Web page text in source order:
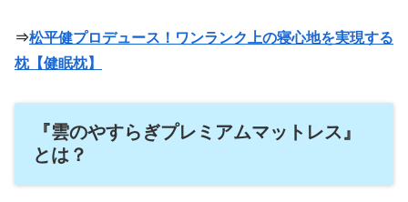
⇒松平健プロデュース！ワンランク上の寝心地を実現する
枕【健眠枕】
『雲のやすらぎプレミアムマットレス』
とは？